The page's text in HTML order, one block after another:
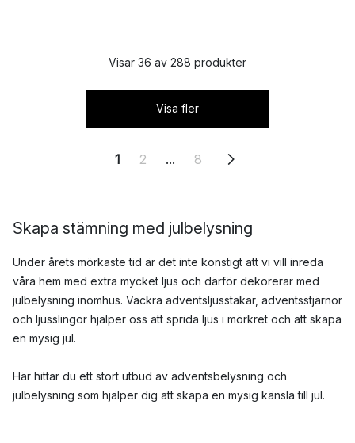
Visar 36 av 288 produkter
Visa fler
1 2 ... 8
Skapa stämning med julbelysning
Under årets mörkaste tid är det inte konstigt att vi vill inreda
våra hem med extra mycket ljus och därför dekorerar med
julbelysning inomhus. Vackra adventsljusstakar, adventsstjärnor
och ljusslingor hjälper oss att sprida ljus i mörkret och att skapa
en mysig jul.
Här hittar du ett stort utbud av adventsbelysning och
julbelysning som hjälper dig att skapa en mysig känsla till jul.